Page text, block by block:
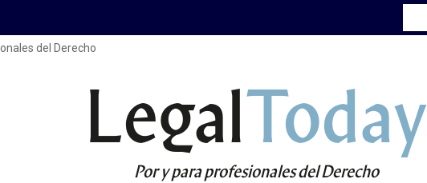
del Derecho
LegalToday
Por y para profesionales del Derecho